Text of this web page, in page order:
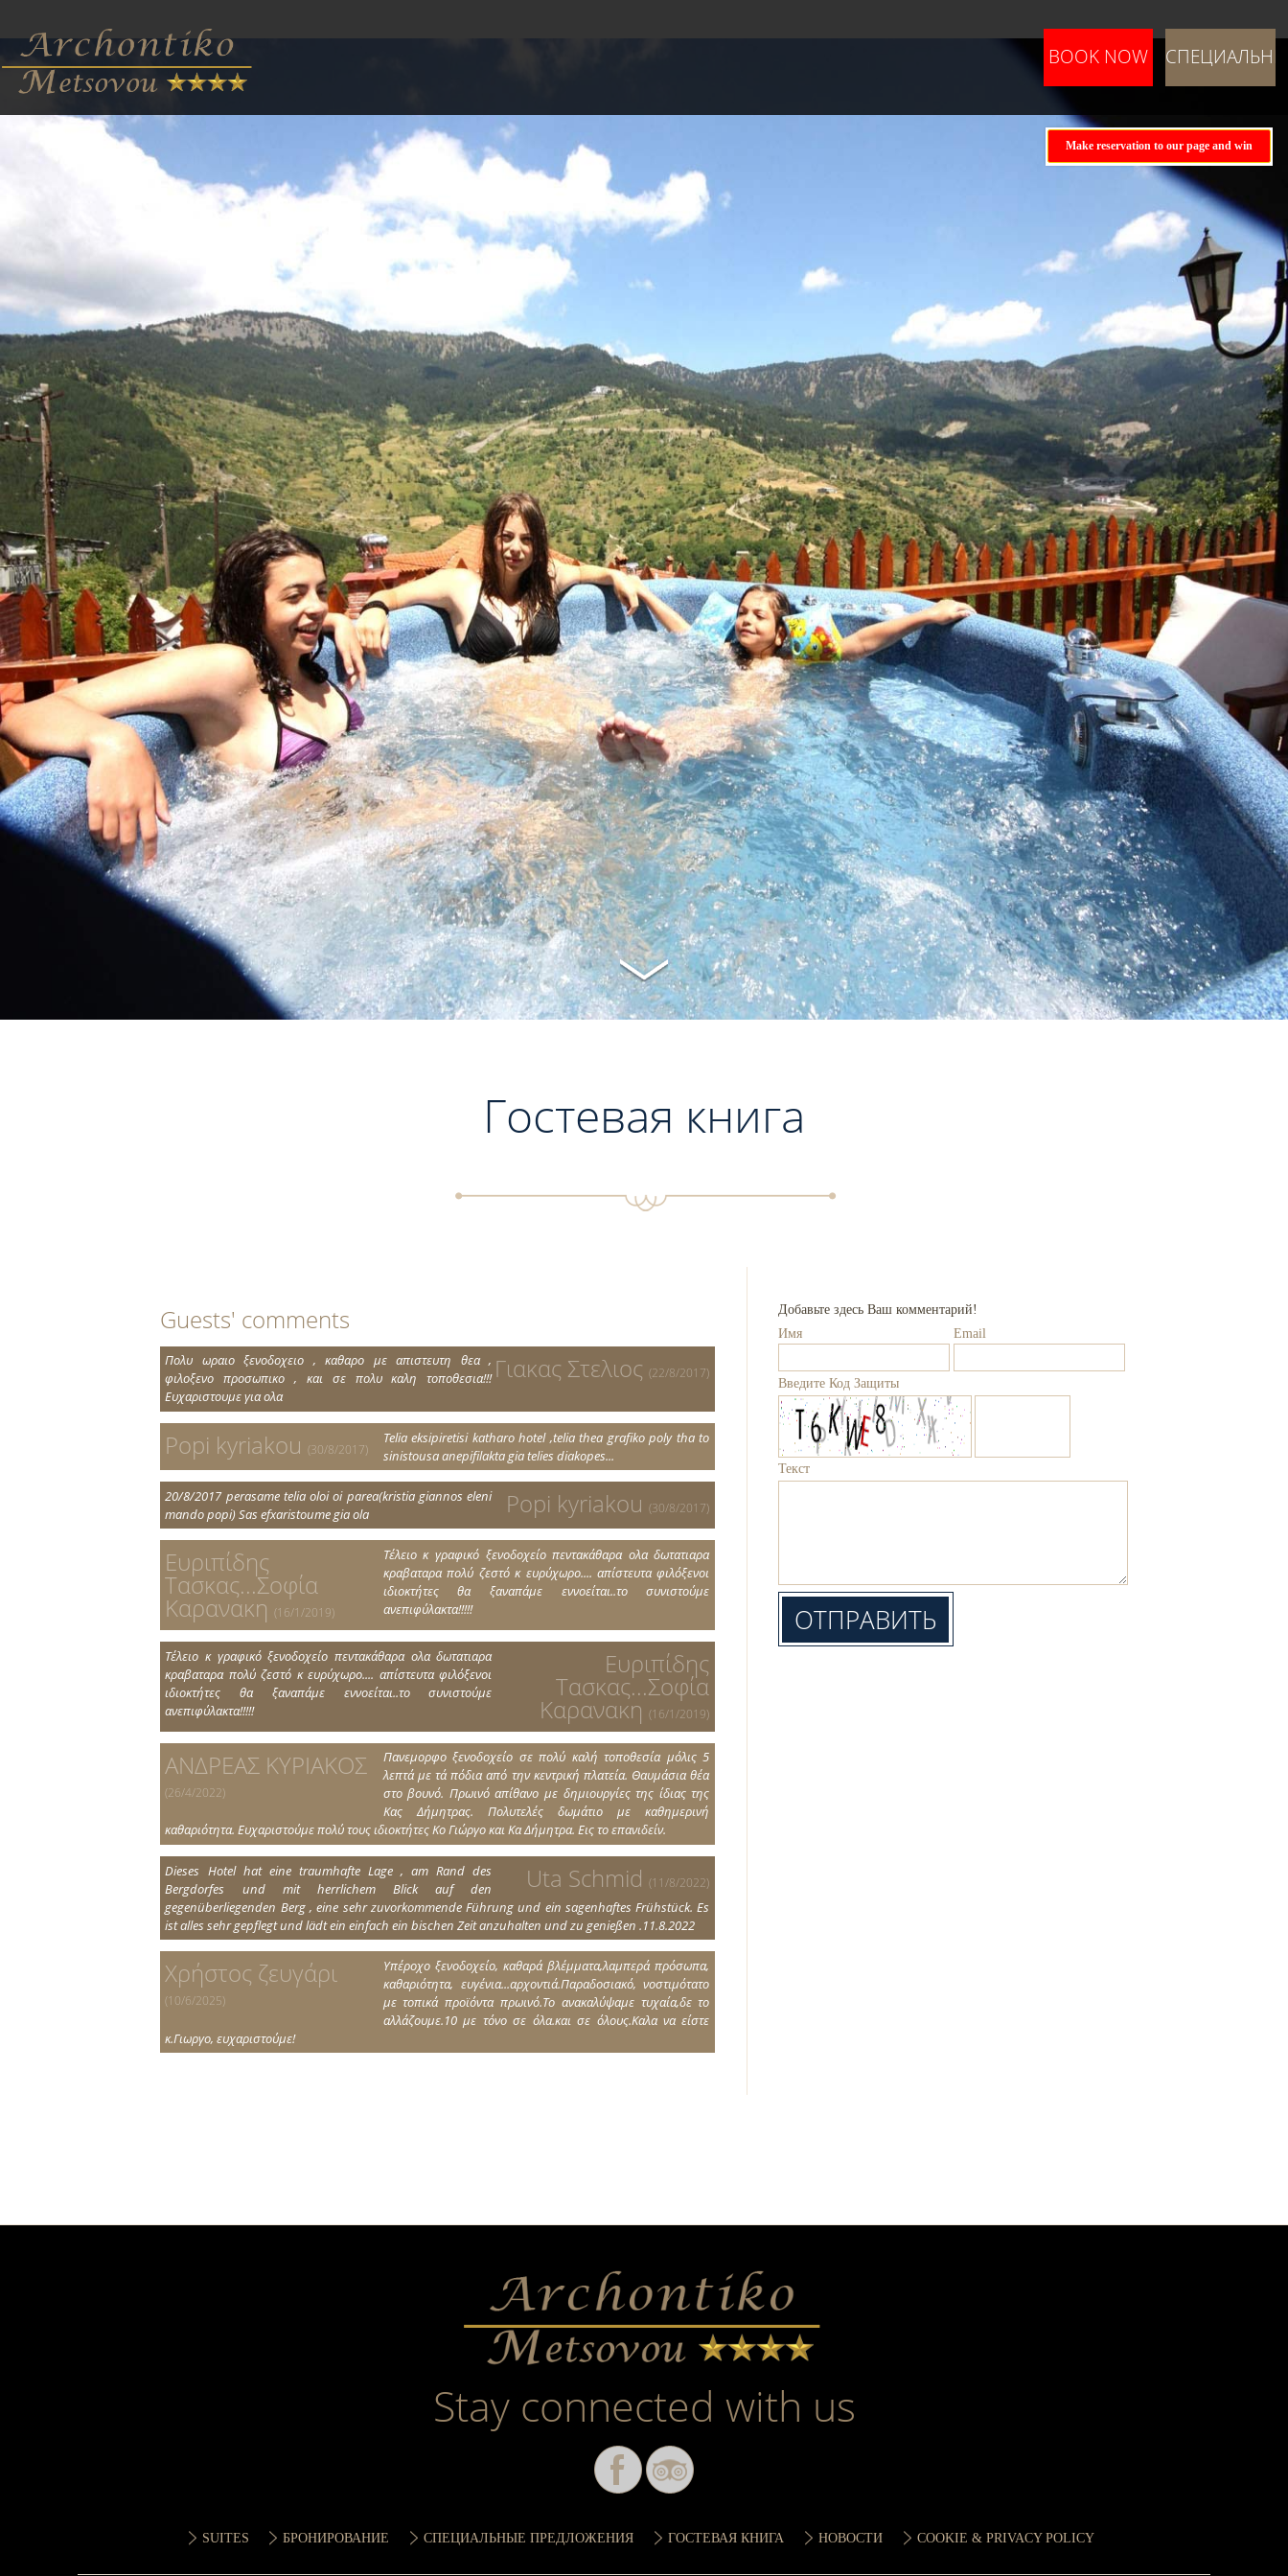
BOOK NOW
Make reservation to our page and win
Гостевая книга
Guests' comments
Γιακας Στελιος(22/8/2017)
Πολυ ωραιο ξενοδοχειο , καθαρο με απιστευτη θεα ,
φιλοξενο προσωπικο , και σε πολυ καλη τοποθεσια!!!
Ευχαριστουμε για ολα
Popi kyriakou(30/8/2017)
Telia eksipiretisi katharo hotel ,telia thea grafiko poly tha to
sinistousa anepifilakta gia telies diakopes...
Popi kyriakou(30/8/2017)
20/8/2017 perasame telia oloi oi parea(kristia giannos eleni
mando popi) Sas efxaristoume gia ola
Ευριπίδης
Τασκας...Σοφία
Καρανακη(16/1/2019)
Τέλειο κ γραφικό ξενοδοχείο πεντακάθαρα ολα δωτατιαρα
κραβαταρα πολύ ζεστό κ ευρύχωρο.... απίστευτα φιλόξενοι
ιδιοκτήτες θα ξαναπάμε εννοείται..το συνιστούμε
ανεπιφύλακτα!!!!!
Ευριπίδης
Τασκας...Σοφία
Καρανακη(16/1/2019)
Τέλειο κ γραφικό ξενοδοχείο πεντακάθαρα ολα δωτατιαρα
κραβαταρα πολύ ζεστό κ ευρύχωρο.... απίστευτα φιλόξενοι
ιδιοκτήτες θα ξαναπάμε εννοείται..το συνιστούμε
ανεπιφύλακτα!!!!!
ΑΝΔΡΕΑΣ ΚΥΡΙΑΚΟΣ
(26/4/2022)
Πανεμορφο ξενοδοχείο σε πολύ καλή τοποθεσία μόλις 5
λεπτά με τά πόδια από την κεντρική πλατεία. Θαυμάσια θέα
στο βουνό. Πρωινό απίθανο με δημιουργίες της ίδιας της
Κας Δήμητρας. Πολυτελές δωμάτιο με καθημερινή
καθαριότητα. Ευχαριστούμε πολύ τους ιδιοκτήτες Κο Γιώργο και Κα Δήμητρα. Εις το επανιδείν.
Uta Schmid(11/8/2022)
Dieses Hotel hat eine traumhafte Lage , am Rand des
Bergdorfes und mit herrlichem Blick auf den
gegenüberliegenden Berg , eine sehr zuvorkommende Führung und ein sagenhaftes Frühstück. Es
ist alles sehr gepflegt und lädt ein einfach ein bischen Zeit anzuhalten und zu genießen .11.8.2022
Χρήστος ζευγάρι
(10/6/2025)
Υπέροχο ξενοδοχείο, καθαρά βλέμματα,λαμπερά πρόσωπα,
καθαριότητα, ευγένια...αρχοντιά.Παραδοσιακό, νοστιμότατο
με τοπικά προϊόντα πρωινό.Το ανακαλύψαμε τυχαία,δε το
αλλάζουμε.10 με τόνο σε όλα.και σε όλους.Καλα να είστε
κ.Γιωργο, ευχαριστούμε!
Добавьте здесь Ваш комментарий!
Имя
Email
Введите Код Защиты
Текст
Stay connected with us
SUITES БРОНИРОВАНИЕ СПЕЦИАЛЬНЫЕ ПРЕДЛОЖЕНИЯ ГОСТЕВАЯ КНИГА НОВОСТИ COOKIE & PRIVACY POLICY